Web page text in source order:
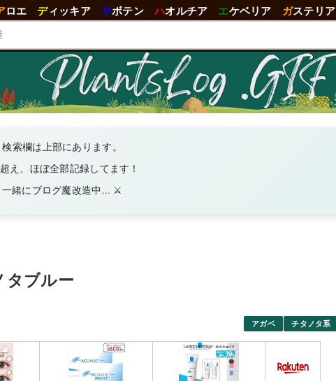
ロエ ディッキア サボテン ハオルチア エケベリア ガステリア
索欄は上部にあります。
え、ほぼ全部記録してます！
一緒にブログ魔改造中... ⚔️
タブルー
アガベ チタノタ系